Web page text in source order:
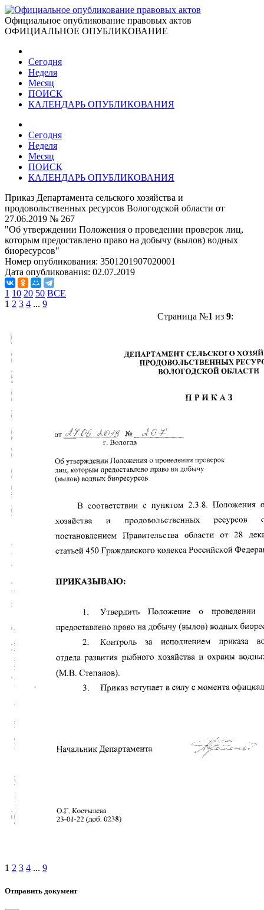
Официальное опубликование правовых актов
ОФИЦИАЛЬНОЕ ОПУБЛИКОВАНИЕ
Сегодня
Неделя
Месяц
ПОИСК
КАЛЕНДАРЬ ОПУБЛИКОВАНИЯ
Сегодня
Неделя
Месяц
ПОИСК
КАЛЕНДАРЬ ОПУБЛИКОВАНИЯ
Приказ Департамента сельского хозяйства и
продовольственных ресурсов Вологодской области от
27.06.2019 № 267
"Об утверждении Положения о проведении проверок лиц,
которым предоставлено право на добычу (вылов) водных
биоресурсов"
Номер опубликования: 3501201907020001
Дата опубликования: 02.07.2019
1 10 20 50 ВСЕ
1 2 3 4 ... 9
Страница №1 из 9:
1 2 3 4 ... 9
Отправить документ